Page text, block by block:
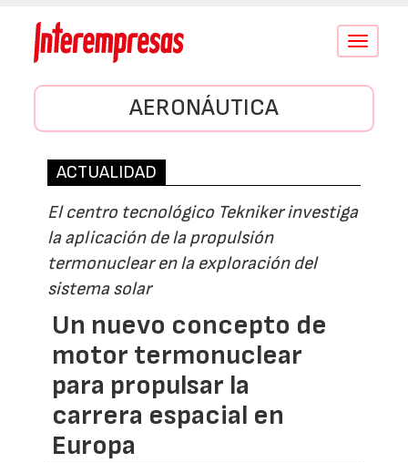
Conmutar
AERONÁUTICA
ACTUALIDAD
El centro tecnológico Tekniker investiga
la aplicación de la propulsión
termonuclear en la exploración del
sistema solar
Un nuevo concepto de
motor termonuclear
para propulsar la
carrera espacial en
Europa